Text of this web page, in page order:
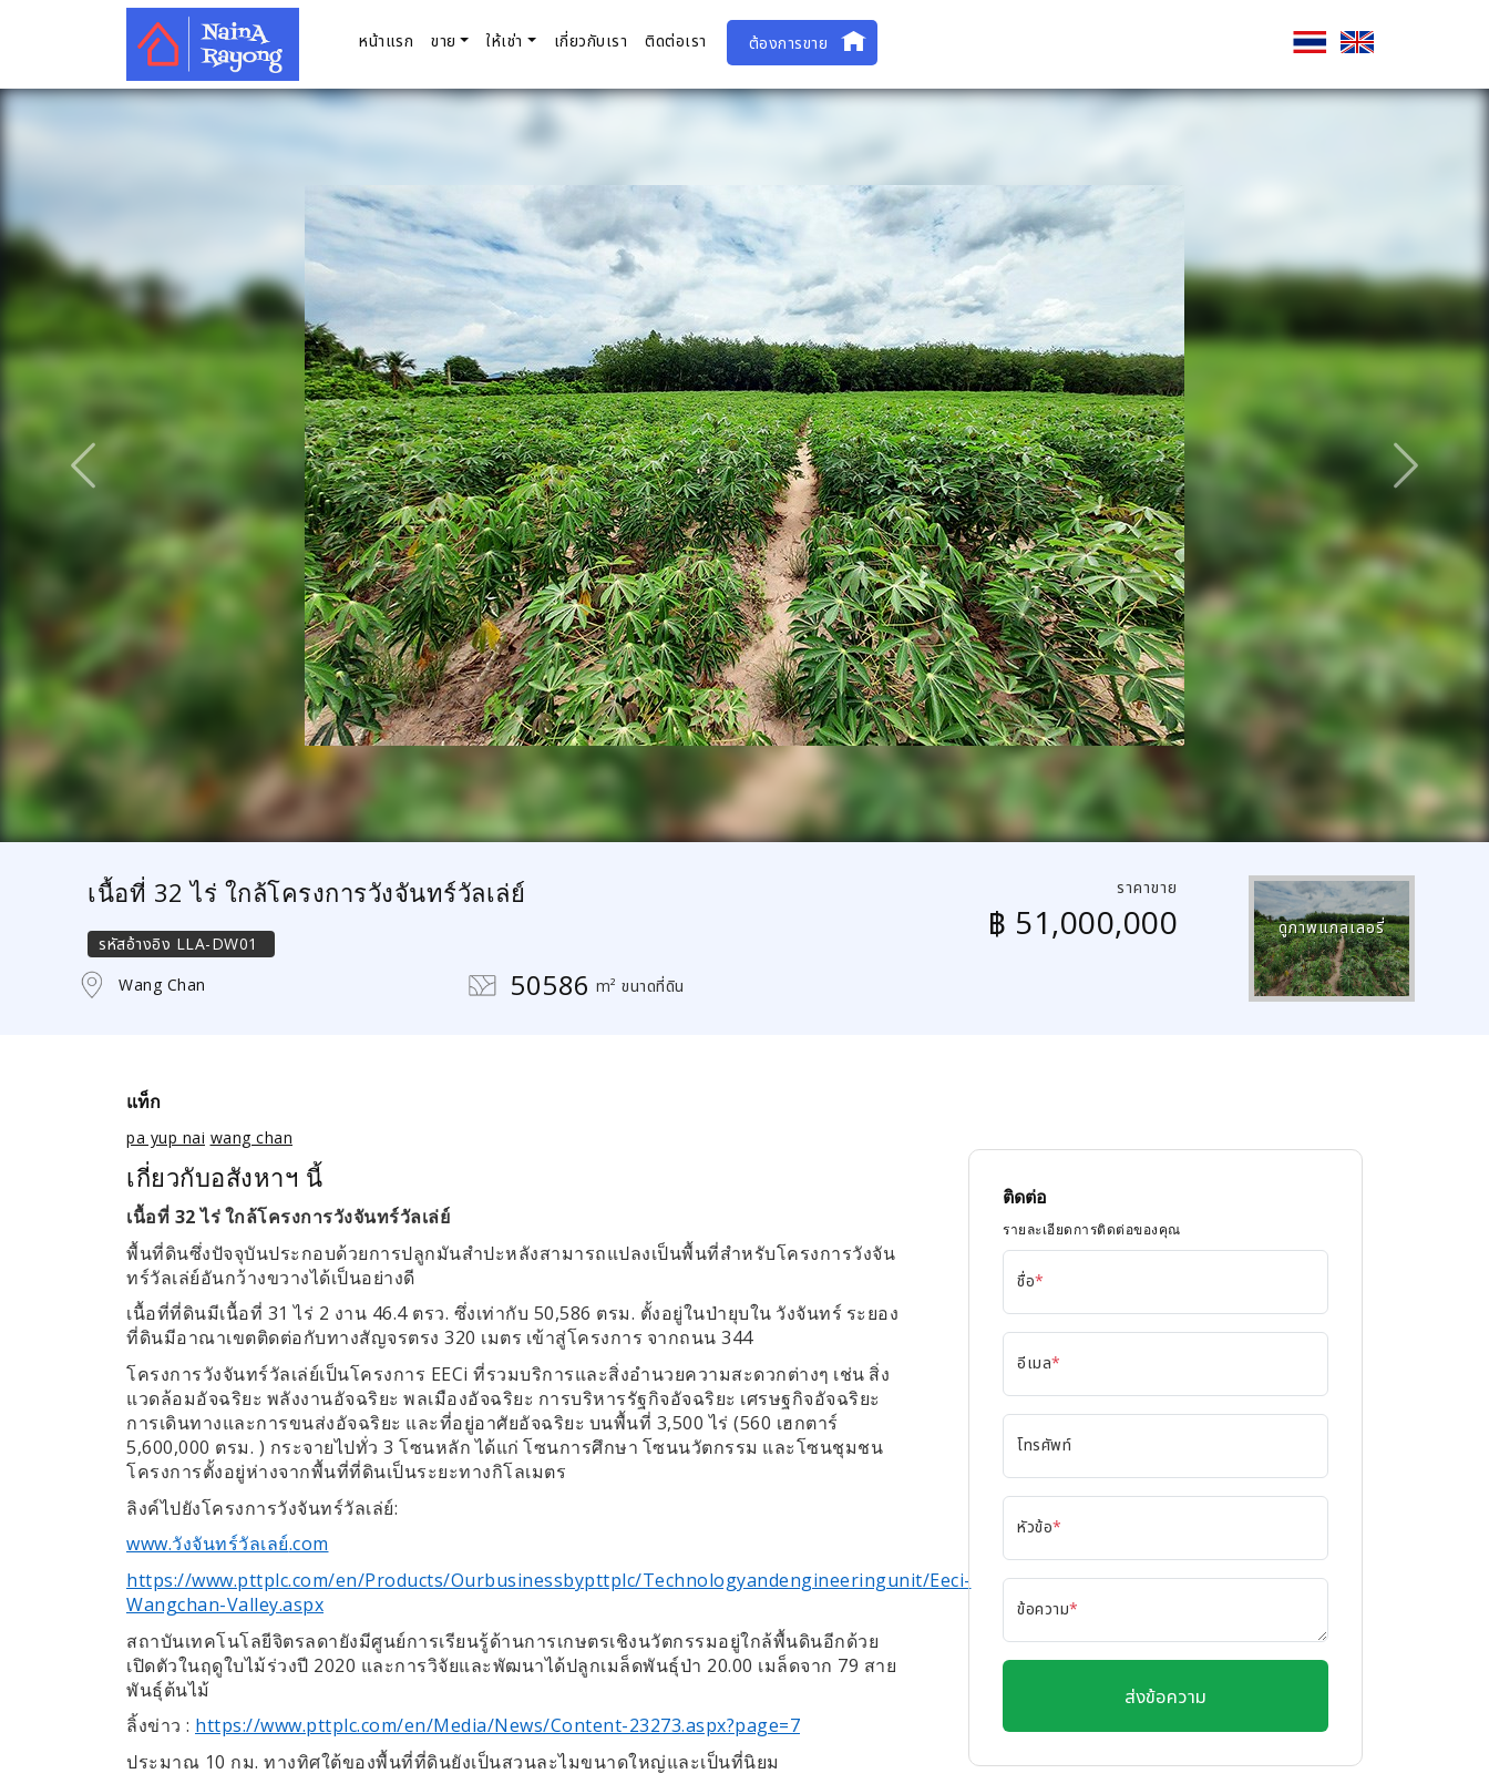
หน้าแรก ขาย ให้เช่า เกี่ยวกับเรา ติดต่อเรา ต้องการขาย
ก่อนหน้า ถัดไป
เนื้อที่ 32 ไร่ ใกล้โครงการวังจันทร์วัลเล่ย์
รหัสอ้างอิง LLA-DW01
Wang Chan
50586 m² ขนาดที่ดิน
ราคาขาย
฿ 51,000,000 ดูภาพแกลเลอรี่
แท็ก
pa yup nai wang chan
เกี่ยวกับอสังหาฯ นี้
เนื้อที่ 32ไร่ ใกล้โครงการวังจันทร์วัลเล่ย์
พื้นที่ดินซึ่งปัจจุบันประกอบด้วยการปลูกมันสำปะหลังสามารถแปลงเป็นพื้นที่สำหรับโครงการวังจัน
ทร์วัลเล่ย์อันกว้างขวางได้เป็นอย่างดี
เนื้อที่ที่ดินมีเนื้อที่ 31ไร่ 2 งาน 46.4 ตรว. ซึ่งเท่ากับ 50,586 ตรม. ตั้งอยู่ในป่ายุบใน วังจันทร์ ระยอง
ที่ดินมีอาณาเขตติดต่อกับทางสัญจรตรง 320 เมตร เข้าสู่โครงการ จากถนน 344
โครงการวังจันทร์วัลเล่ย์เป็นโครงการ EECi ที่รวมบริการและสิ่งอำนวยความสะดวกต่างๆ เช่น สิ่ง
แวดล้อมอัจฉริยะ พลังงานอัจฉริยะ พลเมืองอัจฉริยะ การบริหารรัฐกิจอัจฉริยะ เศรษฐกิจอัจฉริยะ
การเดินทางและการขนส่งอัจฉริยะ และที่อยู่อาศัยอัจฉริยะ บนพื้นที่ 3,500ไร่ (560 เฮกตาร์
5,600,000 ตรม. ) กระจายไปทั่ว 3 โซนหลัก ได้แก่ โซนการศึกษา โซนนวัตกรรม และโซนชุมชน
โครงการตั้งอยู่ห่างจากพื้นที่ที่ดินเป็นระยะทางกิโลเมตร
ลิงค์ไปยังโครงการวังจันทร์วัลเล่ย์:
www.วังจันทร์วัลเลย์.com
https://www.pttplc.com/en/Products/Ourbusinessbypttplc/Technologyandengineeringunit/Eeci-
Wangchan-Valley.aspx
สถาบันเทคโนโลยีจิตรลดายังมีศูนย์การเรียนรู้ด้านการเกษตรเชิงนวัตกรรมอยู่ใกล้พื้นดินอีกด้วย
เปิดตัวในฤดูใบไม้ร่วงปี 2020 และการวิจัยและพัฒนาได้ปลูกเมล็ดพันธุ์ป่า 20.00 เมล็ดจาก 79 สาย
พันธุ์ต้นไม้
ลิ้งข่าว : https://www.pttplc.com/en/Media/News/Content-23273.aspx?page=7
ประมาณ 10 กม. ทางทิศใต้ของพื้นที่ที่ดินยังเป็นสวนละไมขนาดใหญ่และเป็นที่นิยม
ติดต่อ
รายละเอียดการติดต่อของคุณ
ชื่อ*
อีเมล*
โทรศัพท์
หัวข้อ*
ข้อความ*
ส่งข้อความ